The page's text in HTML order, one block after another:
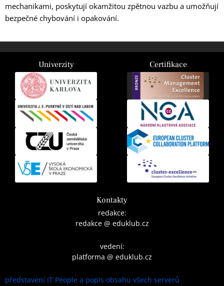
mechanikami, poskytují okamžitou zpětnou vazbu a umožňují
bezpečné chybování i opakování.
Univerzity Certifikace
Kontakty
redakce:
redakce @ eduklub.cz
vedení:
platforma @ eduklub.cz
představení IT People a popis obsahu všech serverů